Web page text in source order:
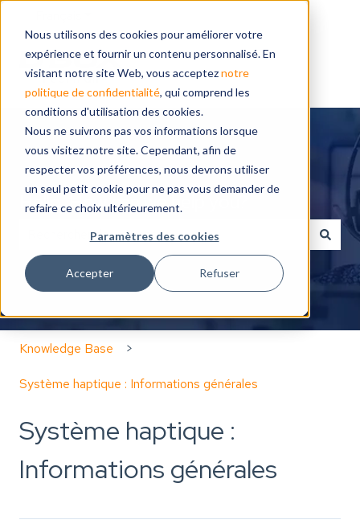
Nous utilisons des cookies pour améliorer votre
expérience et fournir un contenu personnalisé. En
visitant notre site Web, vous accepteznotre
politique de confidentialité, qui comprend les
conditions d'utilisation des cookies.
Nous ne suivrons pas vos informations lorsque
vous visitez notre site. Cependant, afin de
respecter vos préférences, nous devrons utiliser
un seul petit cookie pour ne pas vous demander de
refaire ce choix ultérieurement.
Paramètres des cookies
Accepter Refuser
Hello. How can we help you?
Il n'y a aucune suggestion car le champ de recherche
Knowledge Base
Système haptique : Informations générales
Système haptique :
Informations générales